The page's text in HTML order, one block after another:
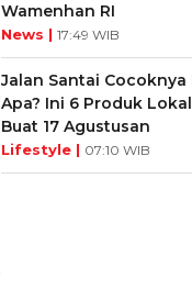
Wamenhan RI
News | 17:49 WIB
Jalan Santai Cocoknya
Apa? Ini 6 Produk
Buat 17 Agustusan
Lifestyle | 07:10 WIB